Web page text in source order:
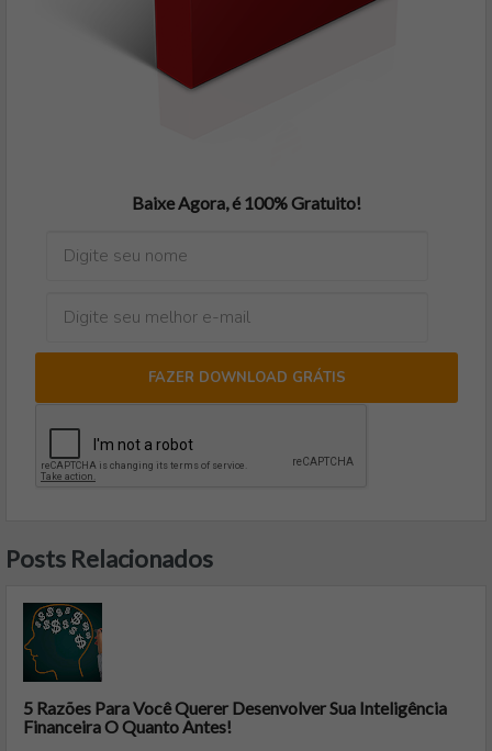
Baixe Agora, é 100% Gratuito!
FAZER DOWNLOAD GRÁTIS
Posts Relacionados
5 Razões Para Você Querer Desenvolver Sua Inteligência
Financeira O Quanto Antes!